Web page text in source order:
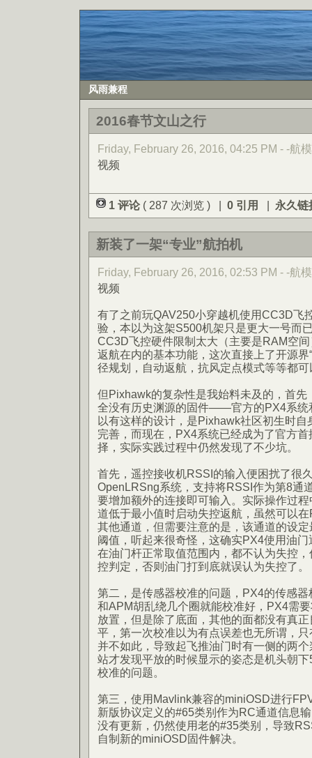
风雨兼程
2016春节文山之行
Friday, February 26, 2016, 04:25 PM - -航模
视频
1 评论 ( 287 次浏览 ) | 0 引用 | 永久链
新装了一架“专业”航拍机
Friday, February 26, 2016, 02:53 PM - -航模
视频
有了之前玩QAV250小穿越机使用CC3D飞
验，本以为这架S500机架只是更大一号而
CC3D飞控硬件限制太大（主要是RAM空
返航在内的基本功能，这次直接上了开源界
径规划，自动返航，抗风定点模式等等都
但Pixhawk的复杂性是我始料未及的，首
全没有历史渊源的固件——官方的PX4系统
以有这样的设计，是Pixhawk社区初生时
完善，而现在，PX4系统已经成为了官方
择，实际实践过程中仍然发现了不少坑。
首先，遥控接收机RSSI的输入便困扰了很
OpenLRSng系统，支持将RSSI作为第8通
要增加额外的连接即可输入。实际操作过
道低于最小值时启动失控返航，虽然可以
其他通道，但需要注意的是，该通道的设
阈值，听起来很奇怪，这确实PX4使用油
在油门杆正常取值范围内，都不认为失控
控判定，否则油门打到底就误认为失控了。
第二，是传感器校准的问题，PX4的传感
和APM胡乱绕几个圈就能校准好，PX4需
放置，但是除了底面，其他的面都没有真
平，第一次校准以为有点误差也无所谓，
并不如此，导致起飞推油门时有一侧的两
站才发现平放的时候显示的姿态是机头朝
校准的问题。
第三，使用Mavlink兼容的miniOSD进行
新版协议定义的#65类别作为RC通道信息
没有更新，仍然使用老的#35类别，导致
自制新的miniOSD固件解决。